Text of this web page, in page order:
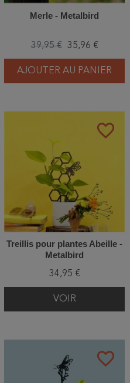
Merle - Metalbird
39,95 € 35,96 €
AJOUTER AU PANIER
favorite_border
Treillis pour plantes Abeille -
Metalbird
34,95 €
VOIR
favorite_border